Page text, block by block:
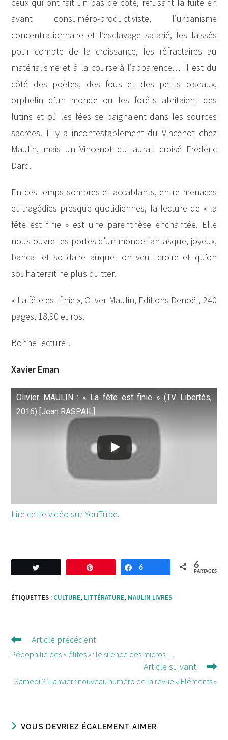
ceux qui ont fait un pas de côté, refusant la fuite en
avant consuméro-productiviste, l’urbanisme
concentrationnaire et l’esclavage salarié, les laissés
pour compte de la croissance, les réfractaires au
matérialisme et à la course à l’apparence… Il est du
côté des poètes, des fous et des petits oiseaux,
orphelin d’un monde ou les forêts abritaient des
lutins et où les fées se baignaient dans les sources
sacrées. Il y a incontestablement du Vincenot chez
Maulin, mais un Vincenot qui aurait croisé Frédéric
Dard.
En ces temps sombres et accablants, entre menaces
et tragédies presque quotidiennes, la lecture de « la
fête est finie » est une parenthèse enchantée. Elle
nous ouvre les portes d’un monde fantasque, joyeux,
bancal et solidaire auquel on veut croire et qu’on
souhaiterait ne plus quitter.
« La fête est finie », Oliver Maulin, Editions Denoël, 240
pages, 18,90 euros.
Bonne lecture !
Xavier Eman
Olivier MAULIN : « La fête est finie » (TV Libertés,
2016) [Jean RASPAIL]
Lire cette vidéo sur YouTube.
Enregistrer Partagez
6 6
PARTAGES
ÉTIQUETTES : CULTURE, LITTÉRATURE, MAULIN LIVRES
Lire
d'autres
Article précédent
Pédophilie des « élites » : le silence des micros …
Article suivant
Samedi 21 janvier : nouveau numéro de la revue « Eléments »
VOUS DEVRIEZ ÉGALEMENT AIMER